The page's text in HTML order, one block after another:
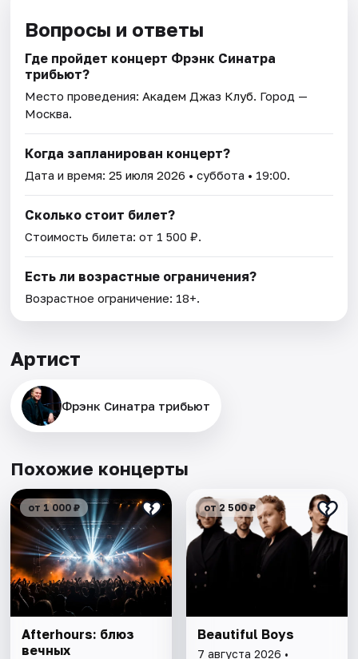
Вопросы и ответы
Где пройдет концерт Фрэнк Синатра
трибьют?
Место проведения: Академ Джаз Клуб . Город —
Москва.
Когда запланирован концерт?
Дата и время:25 июля 2026 • суббота • 19:00.
Сколько стоит билет?
Стоимость билета: от 1 500 ₽.
Есть ли возрастные ограничения?
Возрастное ограничение: 18+.
Артист
Фрэнк Синатра трибьют
Похожие концерты
от 1 000 ₽
Afterhours: блюз
вечных
от 2 500 ₽
Beautiful Boys
7 августа 2026 •